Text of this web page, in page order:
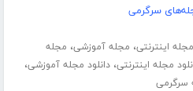
سرگرمی
مجله اینترنتی، مجله آموزشی، مجله
مجله اینترنتی،دانلود مجله آموزشی،
سرگرمی